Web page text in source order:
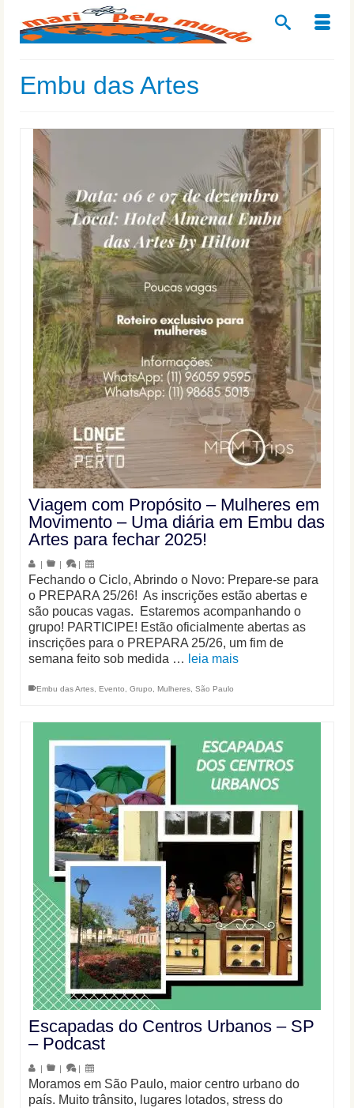
Embu das Artes
Viagem com Propósito – Mulheres em
Movimento – Uma diária em Embu das
Artes para fechar 2025!
| | |
Fechando o Ciclo, Abrindo o Novo: Prepare-se para
o PREPARA 25/26! As inscrições estão abertas e
são poucas vagas. Estaremos acompanhando o
grupo! PARTICIPE! Estão oficialmente abertas as
inscrições para o PREPARA 25/26, um fim de
semana feito sob medida … leia mais
Embu das Artes Evento Grupo Mulheres São Paulo
Escapadas do Centros Urbanos – SP
– Podcast
| | |
Moramos em São Paulo, maior centro urbano do
país. Muito trânsito, lugares lotados, stress do